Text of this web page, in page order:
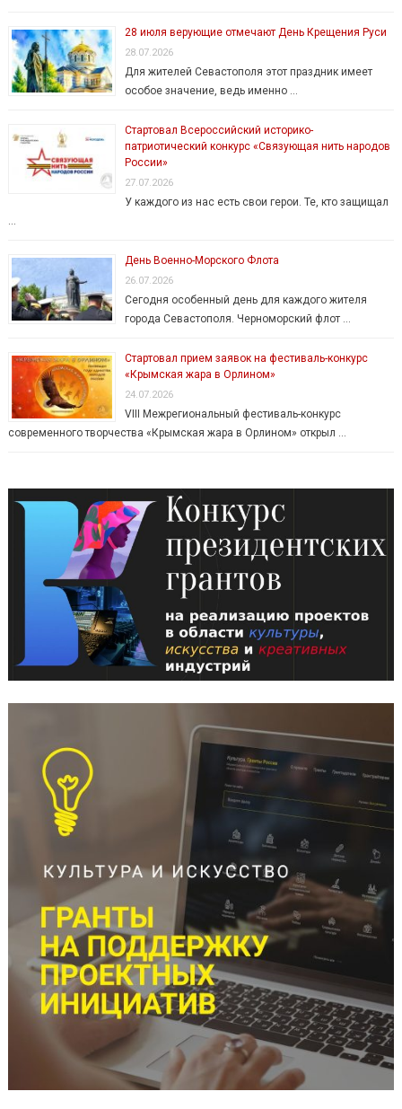
28 июля верующие отмечают День Крещения Руси
28.07.2026
Для жителей Севастополя этот праздник имеет
особое значение, ведь именно …
Стартовал Всероссийский историко-
патриотический конкурс «Связующая нить народов
России»
27.07.2026
У каждого из нас есть свои герои. Те, кто защищал
День Военно-Морского Флота
26.07.2026
Сегодня особенный день для каждого жителя
города Севастополя. Черноморский флот …
Стартовал прием заявок на фестиваль-конкурс
«Крымская жара в Орлином»
24.07.2026
VIII Межрегиональный фестиваль-конкурс
современного творчества «Крымская жара в Орлином» открыл …